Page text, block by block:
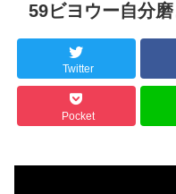
59ビヨウー自分
Twitter
Pocket